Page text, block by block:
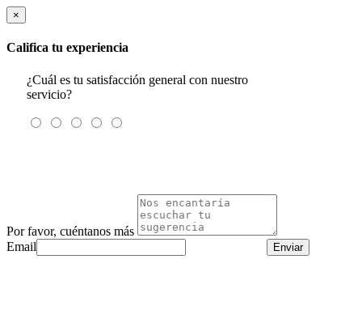
×
Califica tu experiencia
¿Cuál es tu satisfacción general con nuestro
servicio?
Por favor, cuéntanos más
Email
Enviar